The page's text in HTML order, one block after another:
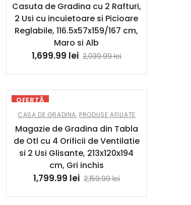
Casuta de Gradina cu 2 Rafturi,
2 Usi cu incuietoare si Picioare
Reglabile, 116.5x57x159/167 cm,
Maro si Alb
2,039.99lei
1,699.99 lei
OFERTĂ
CASA DE GRADINA, PRODUSE AFILIATE
Magazie de Gradina din Tabla
de Otl cu 4 Orificii de Ventilatie
si 2 Usi Glisante, 213x120x194
cm, Gri inchis
2,159.99lei
1,799.99 lei